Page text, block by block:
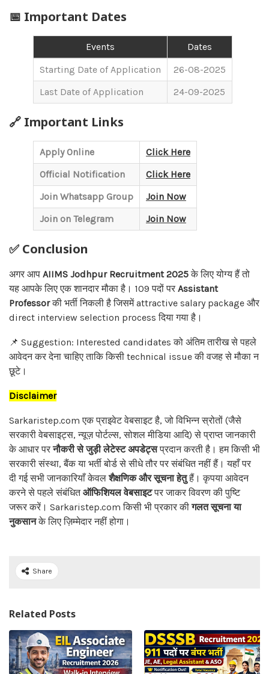
📅 Important Dates
Events
Dates
Starting Date of Application
26-08-2025
Last Date of Application
24-09-2025
🔗 Important Links
Apply Online
Click Here
Official Notification
Click Here
Join Whatsapp Group
Join Now
Join on Telegram
Join Now
✅ Conclusion
अगर आप AIIMS Jodhpur Recruitment 2025के लिए योग्य हैं तो
यह आपके लिए एक शानदार मौका है। 109 पदों पर Assistant
Professorकी भर्ती निकली है जिसमें attractive salary package और
direct interview selection process दिया गया है।
📌 Suggestion: Interested candidates को अंतिम तारीख से पहले
आवेदन कर देना चाहिए ताकि किसी technical issue की वजह से मौका न
छूटे।
Disclaimer
Sarkaristep.com एक प्राइवेट वेबसाइट है, जो विभिन्न स्रोतों (जैसे
सरकारी वेबसाइट्स, न्यूज़ पोर्टल्स, सोशल मीडिया आदि) से प्राप्त जानकारी
के आधार परनौकरी से जुड़ी लेटेस्ट अपडेट्सप्रदान करती है। हम किसी भी
सरकारी संस्था, बैंक या भर्ती बोर्ड से सीधे तौर पर संबंधित नहीं हैं। यहाँ पर
दी गई सभी जानकारियाँ केवलशैक्षणिक और सूचना हेतुहैं। कृपया आवेदन
करने से पहले संबंधितऑफिशियल वेबसाइटपर जाकर विवरण की पुष्टि
जरूर करें। Sarkaristep.com किसी भी प्रकार कीगलत सूचना या
नुकसानके लिए ज़िम्मेदार नहीं होगा।
Share
Related Posts